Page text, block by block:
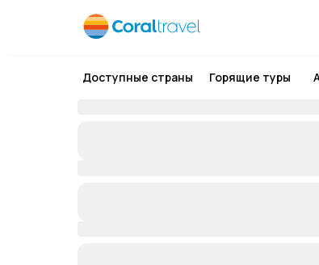
Доступные страны Горящие туры